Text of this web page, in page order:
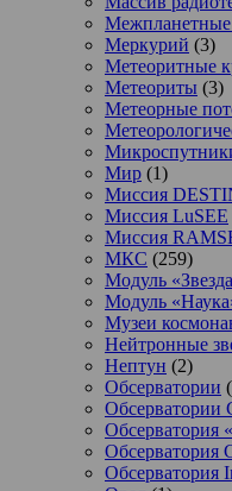
Межпланетные
Меркурий (3)
Метеоритные
Метеориты (3)
Метеорные
Мир (1)
Миссия
Миссия LuSEE
Миссия
МКС (259)
Модуль
Модуль
Музеи
Нейтронные
Нептун (2)
Обсерватории
Обсерватории
Обсерватория
Обсерватория
Обсерватория